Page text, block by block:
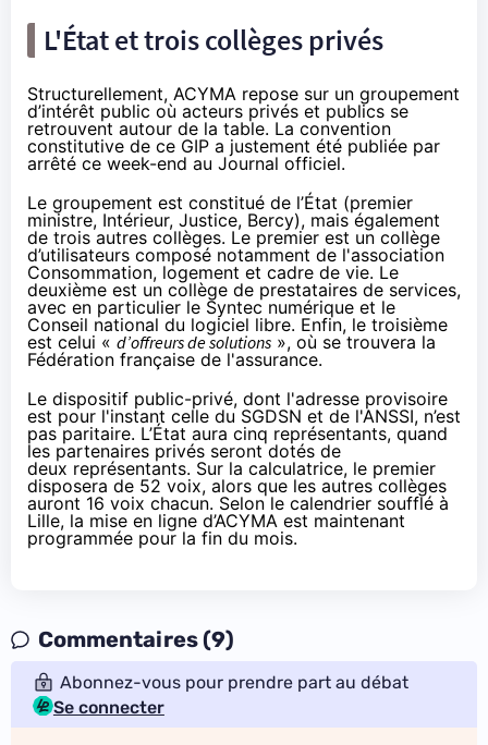
L'État et trois collèges privés
Structurellement, ACYMA repose sur un groupement
d’intérêt public où acteurs privés et publics se
retrouvent autour de la table. La convention
constitutive de ce GIP a justement été publiée par
arrêté ce week-end au Journal officiel.
Le groupement est constitué de l’État (premier
ministre, Intérieur, Justice, Bercy), mais également
de trois autres collèges. Le premier est un collège
d’utilisateurs composé notamment de l'association
Consommation, logement et cadre de vie. Le
deuxième est un collège de prestataires de services,
avec en particulier le Syntec numérique et le
Conseil national du logiciel libre. Enfin, le troisième
est celui « d’offreurs de solutions », où se trouvera la
Fédération française de l'assurance.
Le dispositif public-privé, dont l'adresse provisoire
est pour l'instant celle du SGDSN et de l'ANSSI, n’est
pas paritaire. L’État aura cinq représentants, quand
les partenaires privés seront dotés de
deux représentants. Sur la calculatrice, le premier
disposera de 52 voix, alors que les autres collèges
auront 16 voix chacun. Selon le calendrier soufflé à
Lille, la mise en ligne d’ACYMA est maintenant
programmée pour la fin du mois.
Commentaires (9)
Abonnez-vous pour prendre part au débat
Se connecter